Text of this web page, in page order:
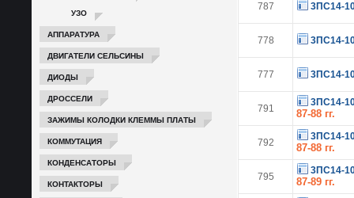
УЗО
АППАРАТУРА
ДВИГАТЕЛИ СЕЛЬСИНЫ
ДИОДЫ
ДРОССЕЛИ
ЗАЖИМЫ КОЛОДКИ КЛЕММЫ ПЛАТЫ
КОММУТАЦИЯ
КОНДЕНСАТОРЫ
КОНТАКТОРЫ
787 3ПС14-
778 3ПС14-
777 3ПС14-
791
3ПС14-
87-88 гг.
792
3ПС14-
87-88 гг.
795
3ПС14-
87-89 гг.